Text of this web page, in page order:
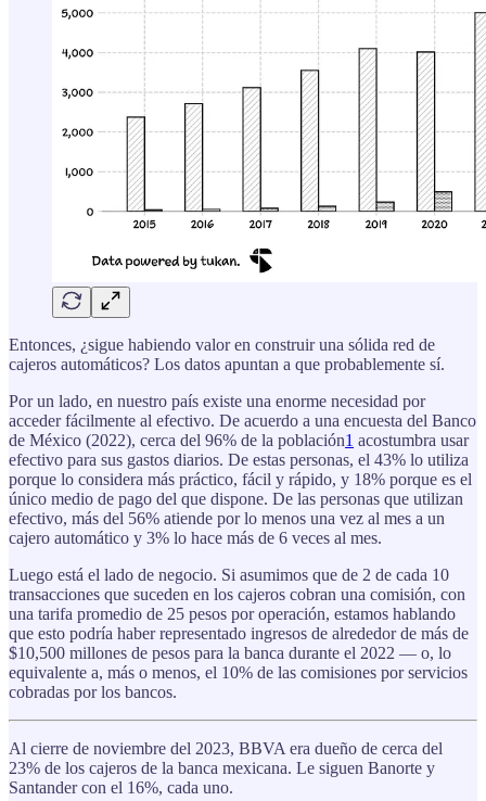
Entonces, ¿sigue habiendo valor en construir una sólida red de
cajeros automáticos? Los datos apuntan a que probablemente sí.
Por un lado, en nuestro país existe una enorme necesidad por
acceder fácilmente al efectivo. De acuerdo a una encuesta del Banco
de México (2022), cerca del 96% de la población1 acostumbra usar
efectivo para sus gastos diarios. De estas personas, el 43% lo utiliza
porque lo considera más práctico, fácil y rápido, y 18% porque es el
único medio de pago del que dispone. De las personas que utilizan
efectivo, más del 56% atiende por lo menos una vez al mes a un
cajero automático y 3% lo hace más de 6 veces al mes.
Luego está el lado de negocio. Si asumimos que de 2 de cada 10
transacciones que suceden en los cajeros cobran una comisión, con
una tarifa promedio de 25 pesos por operación, estamos hablando
que esto podría haber representado ingresos de alrededor de más de
$10,500 millones de pesos para la banca durante el 2022 — o, lo
equivalente a, más o menos, el 10% de las comisiones por servicios
cobradas por los bancos.
Al cierre de noviembre del 2023, BBVA era dueño de cerca del
23% de los cajeros de la banca mexicana. Le siguen Banorte y
Santander con el 16%, cada uno.